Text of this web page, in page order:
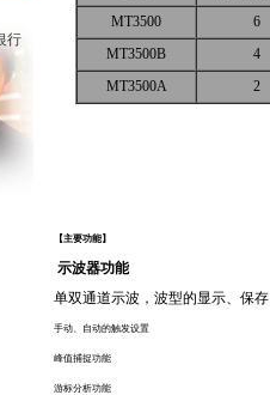
行
MT3500
6
MT3500B
4
MT3500A
2
【主要功能】
示波器功能
单双通道示波，波型的显示、保
手动、自动的触发设置
峰值捕捉功能
游标分析功能